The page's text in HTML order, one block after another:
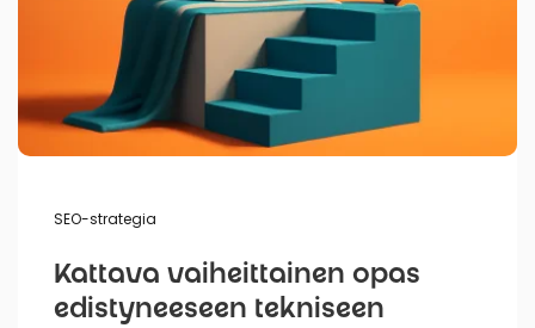
SEO-strategia
Kattava vaiheittainen opas
edistyneeseen tekniseen